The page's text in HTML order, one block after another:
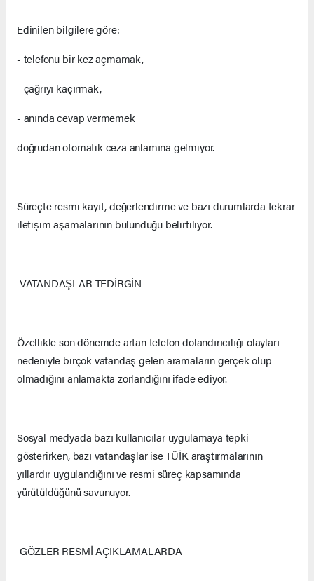
Edinilen bilgilere göre:
- telefonu bir kez açmamak,
- çağrıyı kaçırmak,
- anında cevap vermemek
doğrudan otomatik ceza anlamına gelmiyor.
Süreçte resmi kayıt, değerlendirme ve bazı durumlarda tekrar
iletişim aşamalarının bulunduğu belirtiliyor.
VATANDAŞLAR TEDİRGİN
Özellikle son dönemde artan telefon dolandırıcılığı olayları
nedeniyle birçok vatandaş gelen aramaların gerçek olup
olmadığını anlamakta zorlandığını ifade ediyor.
Sosyal medyada bazı kullanıcılar uygulamaya tepki
gösterirken, bazı vatandaşlar ise TÜİK araştırmalarının
yıllardır uygulandığını ve resmi süreç kapsamında
yürütüldüğünü savunuyor.
GÖZLER RESMİ AÇIKLAMALARDA